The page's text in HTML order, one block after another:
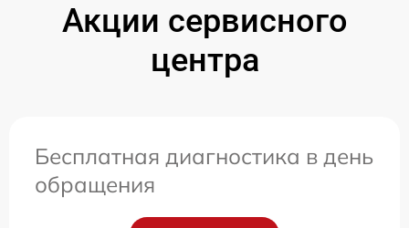
Акции сервисного
центра
Бесплатная диагностика в день
обращения